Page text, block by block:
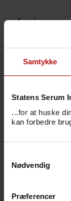
Samtykke
Statens Serum
...for at huske
kan forbedre
Nødvendig
Præferencer
Analysens
Synonym
Svarkode
Henvendelse